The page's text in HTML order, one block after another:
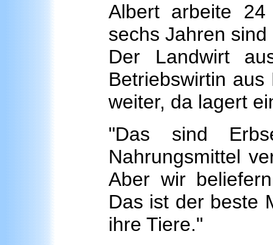
Albert arbeite
sechs Jahren
Der Landwirt
Betriebswirtin
weiter, da lagert
"Das sind
Nahrungsmittel
Aber wir
Das ist der beste
ihre Tiere."